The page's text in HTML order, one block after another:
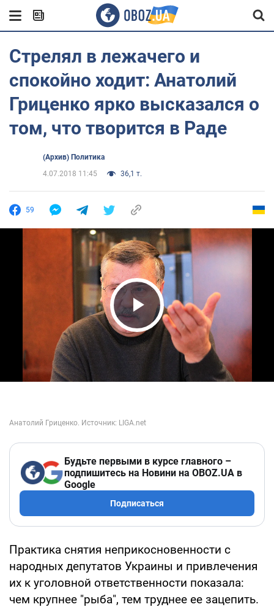
Стрелял в лежачего и
спокойно ходит: Анатолий
Гриценко ярко высказался о
том, что творится в Раде
(Архив) Политика
4.07.2018 11:45
36,1 т.
59
Play Video
Будьте первыми в курсе главного –
подпишитесь на Новини на OBOZ.UA в
Google
Подписаться
Практика снятия неприкосновенности с
народных депутатов Украины и привлечения
их к уголовной ответственности показала:
чем крупнее "рыба", тем труднее ее зацепить.